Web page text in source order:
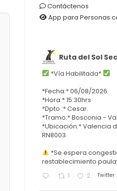
Contáctenos
App para Personas
Ruta del Sol
*Vía Habilitada*
*Fecha:* 06/08/2026.
*Hora:* 15:30hrs
*Dpto.:* Cesar.
*Tramo:* Bosconia -
*Ubicación:* Valencia
RN8003.
*Se espera
restablecimiento
1 2 Twitter